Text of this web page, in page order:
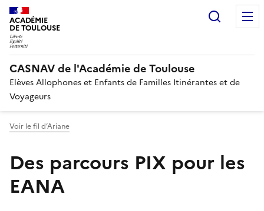
ACADÉMIE
DE TOULOUSE
CASNAV de l'Académie de Toulouse
Elèves Allophones et Enfants de Familles Itinérantes et de
Voyageurs
Voir le fil d’Ariane
Des parcours PIX pour les
EANA